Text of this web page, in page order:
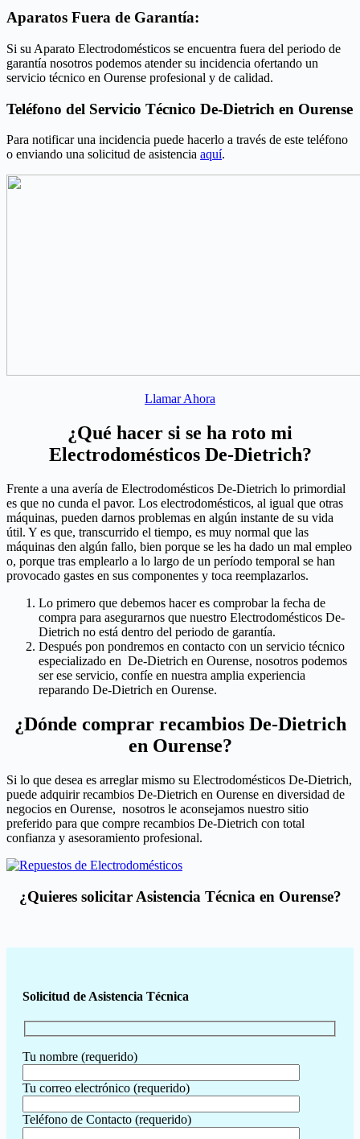
Aparatos Fuera de Garantía:
Si su Aparato Electrodomésticos se encuentra fuera del periodo de
garantía nosotros podemos atender su incidencia ofertando un
servicio técnico en Ourense profesional y de calidad.
Teléfono del Servicio Técnico De-Dietrich en Ourense
Para notificar una incidencia puede hacerlo a través de este teléfono
o enviando una solicitud de asistencia aquí.
Llamar Ahora
¿Qué hacer si se ha roto mi
Electrodomésticos De-Dietrich?
Frente a una avería de Electrodomésticos De-Dietrich lo primordial
es que no cunda el pavor. Los electrodomésticos, al igual que otras
máquinas, pueden darnos problemas en algún instante de su vida
útil. Y es que, transcurrido el tiempo, es muy normal que las
máquinas den algún fallo, bien porque se les ha dado un mal empleo
o, porque tras emplearlo a lo largo de un período temporal se han
provocado gastes en sus componentes y toca reemplazarlos.
Lo primero que debemos hacer es comprobar la fecha de
compra para asegurarnos que nuestro Electrodomésticos De-
Dietrich no está dentro del periodo de garantía.
Después pon pondremos en contacto con un servicio técnico
especializado en De-Dietrich en Ourense, nosotros podemos
ser ese servicio, confíe en nuestra amplia experiencia
reparando De-Dietrich en Ourense.
¿Dónde comprar recambios De-Dietrich
en Ourense?
Si lo que desea es arreglar mismo su Electrodomésticos De-Dietrich,
puede adquirir recambios De-Dietrich en Ourense en diversidad de
negocios en Ourense, nosotros le aconsejamos nuestro sitio
preferido para que compre recambios De-Dietrich con total
confianza y asesoramiento profesional.
¿Quieres solicitar Asistencia Técnica en Ourense?
Solicitud de Asistencia Técnica
Tu nombre (requerido)
Tu correo electrónico (requerido)
Teléfono de Contacto (requerido)